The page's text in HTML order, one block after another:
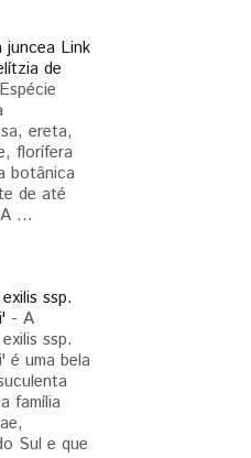
juncea Link
de
Espécie
ereta,
florífera
botânica
de até
...
ssp.
- A
ssp.
é uma bela
família
Sul e que